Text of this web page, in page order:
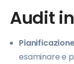
Audit
esaminare e